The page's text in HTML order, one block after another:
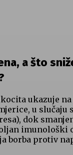
a što
ukazuje
u slučaju
dok
imunološki
borba protiv